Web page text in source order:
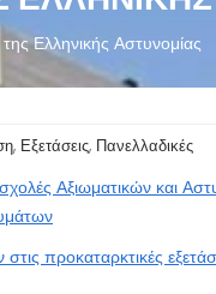
Ελληνικής Αστυνομίας
, Εξετάσεις, Πανελλαδικές
Αξιωματικών και
προκαταρκτικές